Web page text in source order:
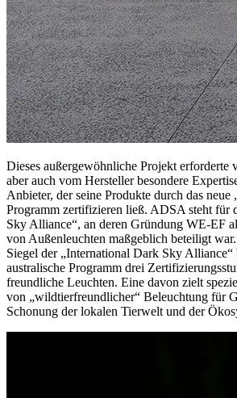
Dieses außergewöhnliche Projekt erforderte
aber auch vom Hersteller besondere
Anbieter, der seine Produkte durch das
Programm zertifizieren ließ. ADSA steht für
Sky Alliance“, an deren Gründung WE-EF
von Außenleuchten maßgeblich beteiligt
Siegel der „International Dark Sky Alliance“
australische Programm drei
freundliche Leuchten. Eine davon zielt
von „wildtierfreundlicher“ Beleuchtung für
Schonung der lokalen Tierwelt und der